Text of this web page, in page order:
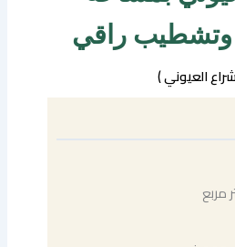
العيوني )